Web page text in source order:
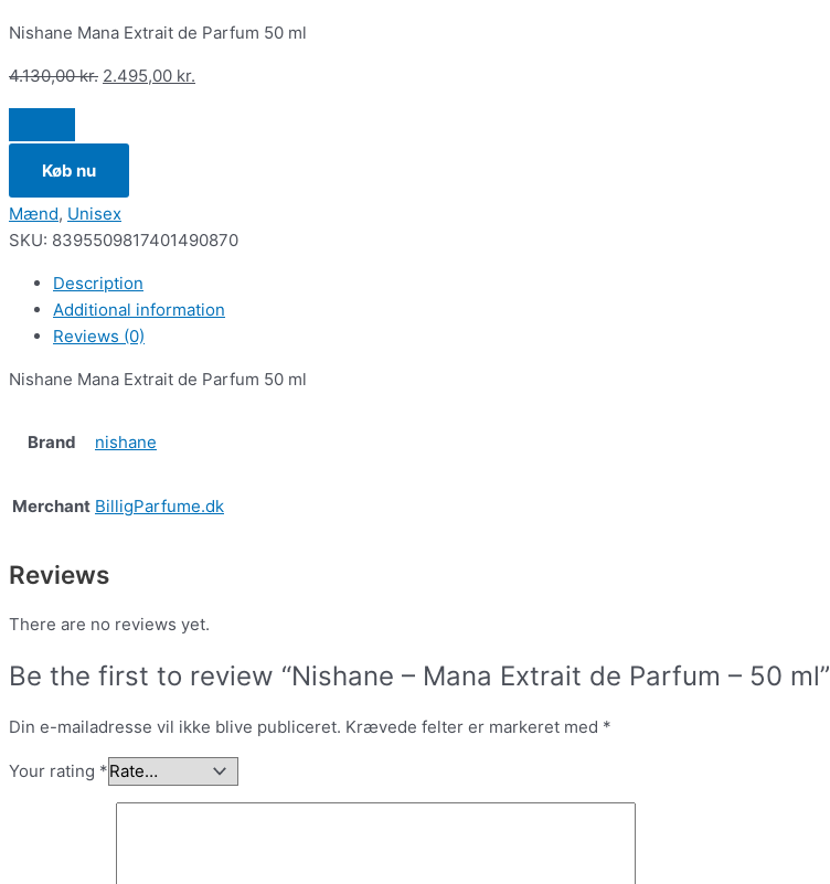
Nishane Mana Extrait de Parfum 50 ml
4.130,00kr. 2.495,00 kr.
Køb nu
Mænd, Unisex
SKU: 8395509817401490870
Description
Additional information
Reviews (0)
Nishane Mana Extrait de Parfum 50 ml
Brand nishane
Merchant BilligParfume.dk
Reviews
There are no reviews yet.
Be the first to review “Nishane – Mana Extrait de Parfum – 50 ml”
Din e-mailadresse vil ikke blive publiceret. Krævede felter er markeret med *
Your rating *